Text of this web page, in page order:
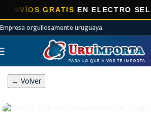
GRATISEN ELECTRO
Empresa orgullosamente uruguaya.
← Volver